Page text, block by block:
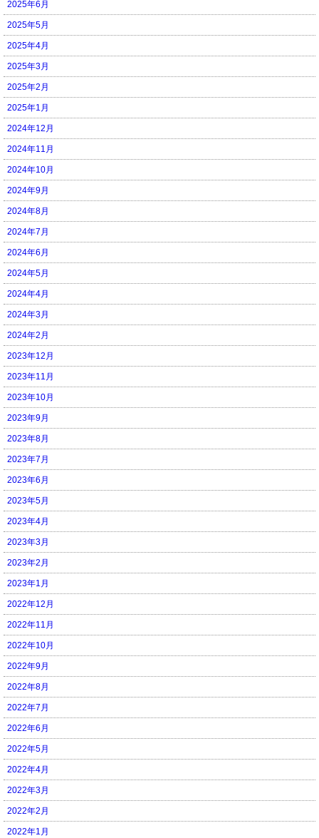
2025年6月
2025年5月
2025年4月
2025年3月
2025年2月
2025年1月
2024年12月
2024年11月
2024年10月
2024年9月
2024年8月
2024年7月
2024年6月
2024年5月
2024年4月
2024年3月
2024年2月
2023年12月
2023年11月
2023年10月
2023年9月
2023年8月
2023年7月
2023年6月
2023年5月
2023年4月
2023年3月
2023年2月
2023年1月
2022年12月
2022年11月
2022年10月
2022年9月
2022年8月
2022年7月
2022年6月
2022年5月
2022年4月
2022年3月
2022年2月
2022年1月